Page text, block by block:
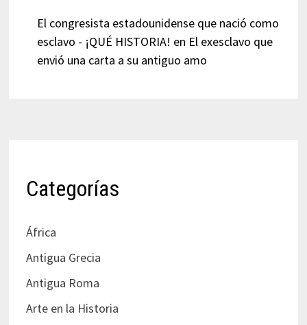
El congresista estadounidense que nació como
esclavo - ¡QUÉ HISTORIA! en El exesclavo que
envió una carta a su antiguo amo
Categorías
África
Antigua Grecia
Antigua Roma
Arte en la Historia